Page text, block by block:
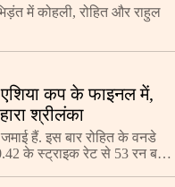
में कोहली, रोहित और राहुल
कप के फाइनल में,
श्रीलंका
जमाई हैं. इस बार रोहित के वनडे
के स्ट्राइक रेट से 53 रन बनाए